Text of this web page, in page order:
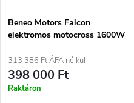
e
k
r
é
k
e
Beneo Motors Falcon
elektromos motocross 1600W
313 386 Ft ÁFA nélkül
398 000 Ft
Raktáron